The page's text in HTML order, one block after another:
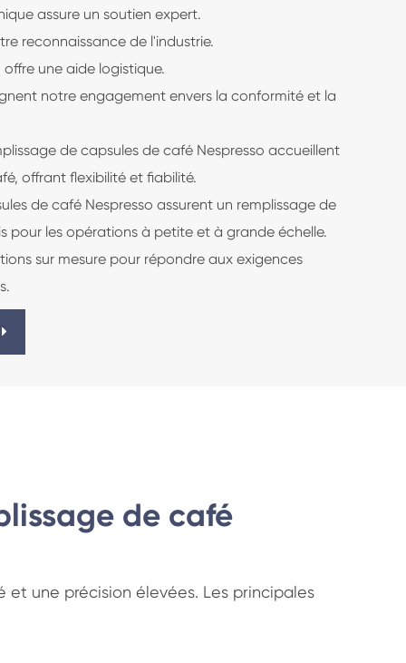
assure un soutien expert.
reconnaissance de l'industrie.
une aide logistique.
notre engagement envers la conformité et la
de capsules de café Nespresso accueillent
offrant flexibilité et fiabilité.
de café Nespresso assurent un remplissage de
pour les opérations à petite et à grande échelle.
sur mesure pour répondre aux exigences
de café
et une précision élevées. Les principales